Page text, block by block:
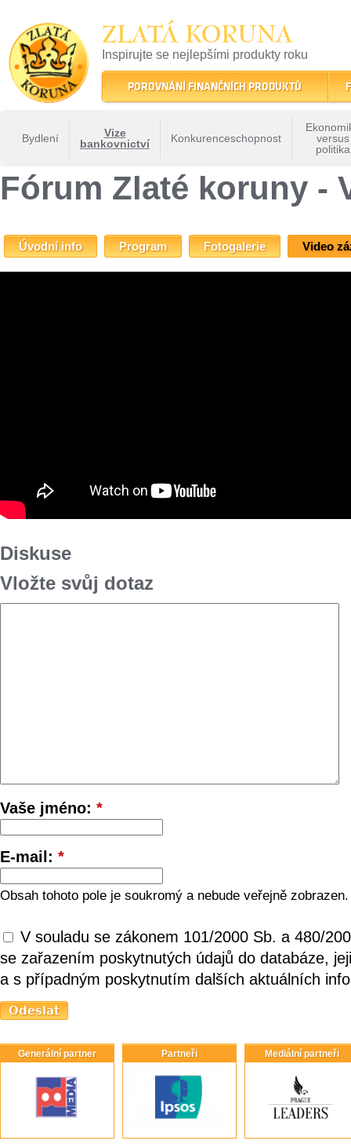
ZLATÁ KORUNA
Inspirujte se nejlepšími produkty roku
22 let tradice a kvality na finančním trhu
POROVNÁNÍ FINANČNÍCH PRODUKTŮ
Bydlení
Vize
bankovnictví
Konkurenceschopnost
versus
politika
Fórum Zlaté koruny - Vize bankovnictví»
Fórum Zlaté koruny -
Úvodní info Program Fotogalerie Video
Diskuse
Vložte svůj dotaz
Vaše jméno: *
E-mail: *
Obsah tohoto pole je soukromý a nebude veřejně zobrazen.
V souladu se zákonem 101/2000 Sb. a 480/
se zařazením poskytnutých údajů do databáze,
a s případným poskytnutím dalších aktuálních
Generální partner Partneři Mediální partneři